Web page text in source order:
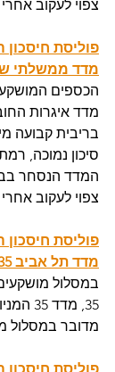
צפוי לעקוב
פוליסת
מדד ממשלתי
הכספים
מדד איגרות
בריבית קבועה
סיכון נמוכה,
המדד הנסחר
צפוי לעקוב
פוליסת
מדד תל אביב 35
במסלול
35,
מדובר במסלול